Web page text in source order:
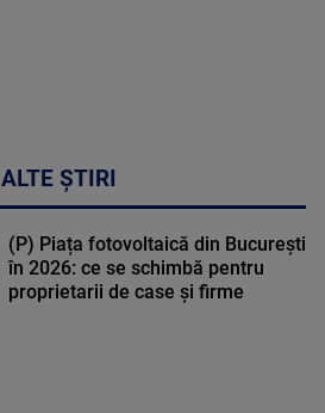
ALTE ȘTIRI
(P) Piața fotovoltaică din București
în 2026: ce se schimbă pentru
proprietarii de case și firme